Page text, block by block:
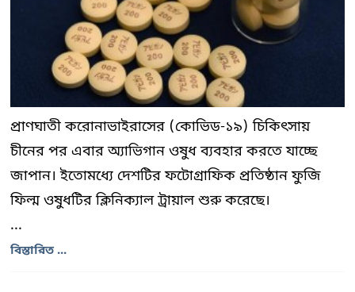
প্রাণঘাতী করোনাভাইরাসের (কোভিড-১৯) চিকিৎসায়
চীনের পর এবার অ্যাভিগান ওষুধ ব্যবহার করতে যাচ্ছে
জাপান। ইতোমধ্যে দেশটির ফটোগ্রাফিক প্রতিষ্ঠান ফুজি
ফিল্ম ওষুধটির ক্লিনিক্যাল ট্রায়াল শুরু করেছে।
...
বিস্তারিত ...